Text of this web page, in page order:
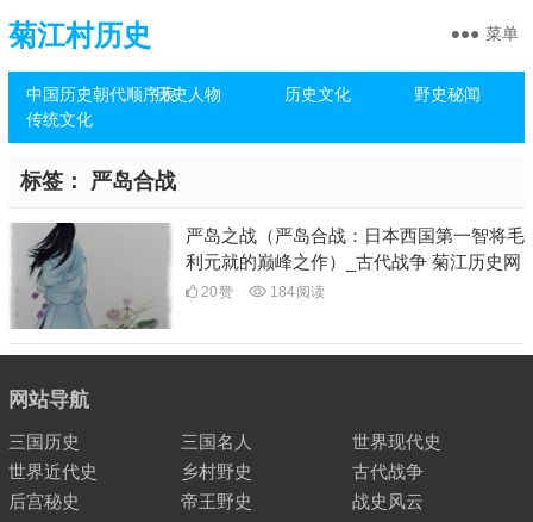
菊江村历史
中国历史朝代顺序表历史人物 历史文化
野史秘闻
传统文化
菜单
标签： 严岛合战
严岛之战（严岛合战：日本西国第一智将毛
利元就的巅峰之作）_古代战争 菊江历史网
20赞 184阅读
网站导航
三国历史 三国名人
世界现代史
世界近代史
乡村野史
古代战争
后宫秘史
帝王野史 战史风云